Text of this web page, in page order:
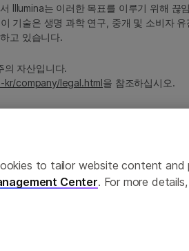
Illumina는 이러한 목표를 이루기 위해 끊
기술은 생명 과학 연구, 중개 및 소비자
고 있습니다.
의 자산입니다.
kr/company/legal.html을 참조하십시오.
to tailor website content
Center. For more